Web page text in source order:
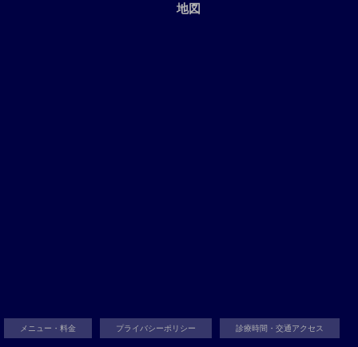
地図
メニュー・料金 プライバシーポリシー 診療時間・交通アクセス